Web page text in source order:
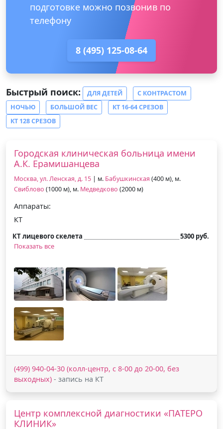
подготовке можно позвонив по
телефону
8 (495) 125-08-64
Быстрый поиск: ДЛЯ ДЕТЕЙ
С КОНТРАСТОМ
НОЧЬЮ
БОЛЬШОЙ ВЕС
КТ 16-64 СРЕЗОВ
КТ 128 СРЕЗОВ
Городская клиническая больница имени
А.К. Ерамишанцева
Москва, ул. Ленская, д. 15 | м. Бабушкинская (400 м), м.
Свиблово (1000 м), м. Медведково (2000 м)
Аппараты:
КТ
КТ лицевого скелета
5300 руб.
Показать все
(499) 940-04-30 (колл-центр, с 8-00 до 20-00, без
выходных) - запись на КТ
Центр комплексной диагностики «ПАТЕРО
КЛИНИК»